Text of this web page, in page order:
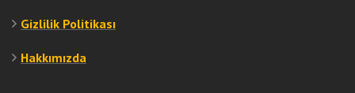
Gizlilik Politikası
Hakkımızda